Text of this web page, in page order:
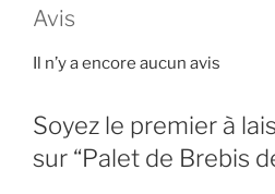
Saintonge
Avis
Il n’y a encore aucun avis
Soyez le premier à
sur “Palet de Brebis